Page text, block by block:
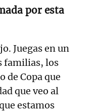
por esta
Juegas en un
familias, los
de Copa que
que veo al
estamos